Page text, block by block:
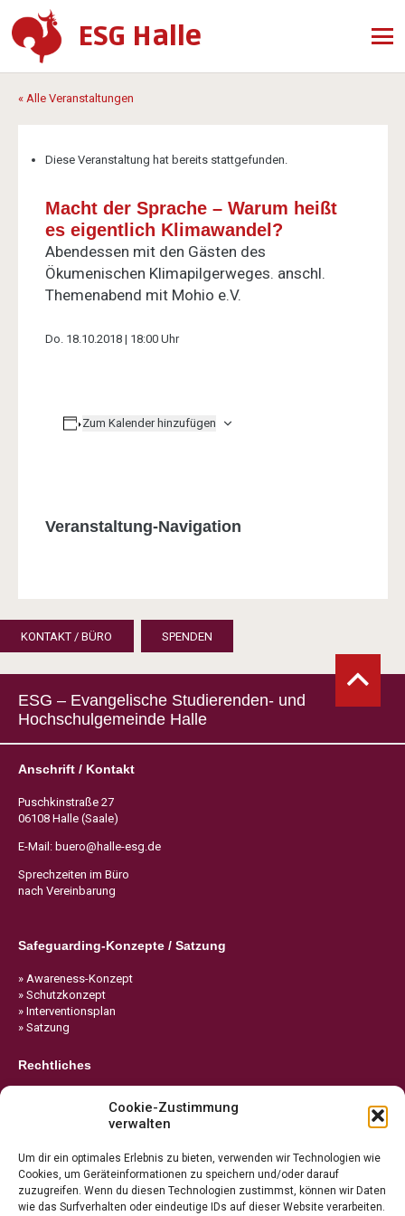
Cookie-Zustimmung
verwalten
Um dir ein optimales Erlebnis zu bieten, verwenden wir Technologien wie
Cookies, um Geräteinformationen zu speichern und/oder darauf
zuzugreifen. Wenn du diesen Technologien zustimmst, können wir Daten
wie das Surfverhalten oder eindeutige IDs auf dieser Website verarbeiten.
ESG Halle
« Alle Veranstaltungen
Diese Veranstaltung hat bereits stattgefunden.
Macht der Sprache – Warum heißt
es eigentlich Klimawandel?
Abendessen mit den Gästen des
Ökumenischen Klimapilgerweges. anschl.
Themenabend mit Mohio e.V.
Do. 18.10.2018 | 18:00 Uhr
Zum Kalender hinzufügen
Veranstaltung-Navigation
KONTAKT / BÜRO SPENDEN
ESG – Evangelische Studierenden- und
Hochschulgemeinde Halle
Anschrift / Kontakt
Puschkinstraße 27
06108 Halle (Saale)
E-Mail: buero@halle-esg.de
Sprechzeiten im Büro
nach Vereinbarung
Safeguarding-Konzepte / Satzung
» Awareness-Konzept
» Schutzkonzept
» Interventionsplan
» Satzung
Rechtliches
» Cookie-Richtlinie